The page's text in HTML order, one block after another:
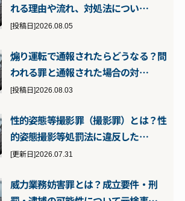
れる理由や流れ、対処法につい…
[投稿日]2026.08.05
煽り運転で通報されたらどうなる？問
われる罪と通報された場合の対…
[投稿日]2026.08.03
性的姿態等撮影罪（撮影罪）とは？性
的姿態撮影等処罰法に違反した…
[更新日]2026.07.31
威力業務妨害罪とは？成立要件・刑